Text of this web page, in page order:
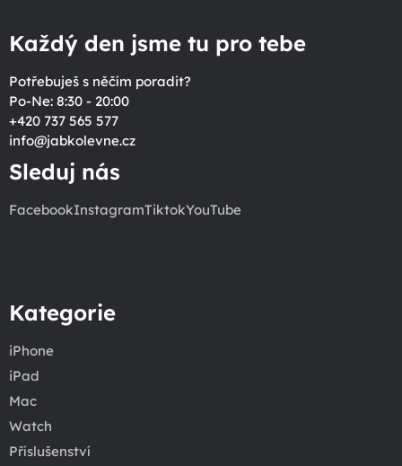
Každý den jsme tu pro tebe
Potřebuješ s něčím poradit?
Po-Ne: 8:30 - 20:00
+420 737 565 577
info@jabkolevne.cz
Sleduj nás
FacebookInstagramTiktokYouTube
Kategorie
iPhone
iPad
Mac
Watch
Příslušenství